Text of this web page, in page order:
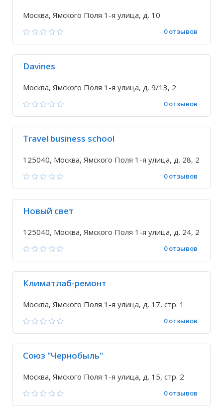
Москва, Ямского Поля 1-я улица, д. 10
0 отзывов
Davines
Москва, Ямского Поля 1-я улица, д. 9/13, 2
0 отзывов
Travel business school
125040, Москва, Ямского Поля 1-я улица, д. 28, 2
0 отзывов
Новый свет
125040, Москва, Ямского Поля 1-я улица, д. 24, 2
0 отзывов
Климатлаб-ремонт
Москва, Ямского Поля 1-я улица, д. 17, стр. 1
0 отзывов
Союз "Чернобыль"
Москва, Ямского Поля 1-я улица, д. 15, стр. 2
0 отзывов